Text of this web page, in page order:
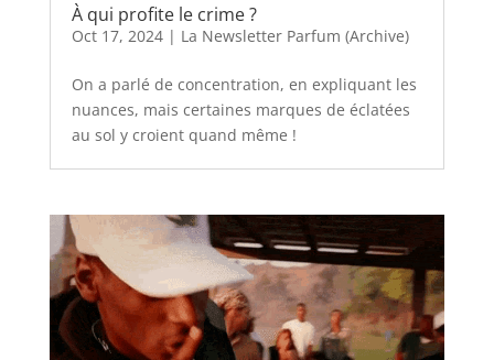
À qui profite le crime ?
Oct 17, 2024| La Newsletter Parfum (Archive)
On a parlé de concentration, en expliquant les
nuances, mais certaines marques de éclatées
au sol y croient quand même !